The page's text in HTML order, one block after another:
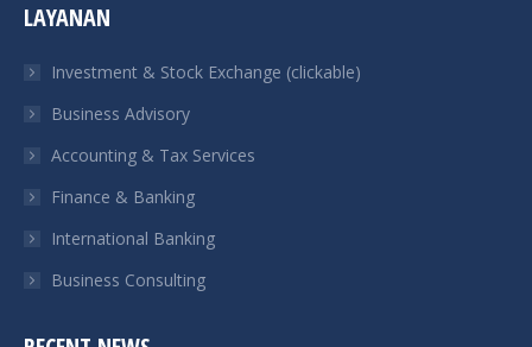
opens
new
window
opens
new
window
new
window
new
window
LAYANAN
Investment & Stock Exchange (clickable)
Business Advisory
Accounting & Tax Services
Finance & Banking
International Banking
Business Consulting